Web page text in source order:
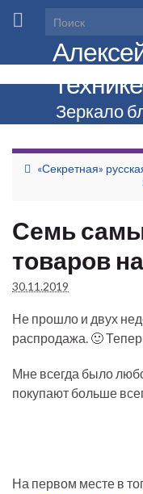
Зеркало
«Секретная»
Семь
товаров
30.11.2019
Не прошло и двух
распродажа. 🙂
Мне всегда было
покупают больше
На первом месте в